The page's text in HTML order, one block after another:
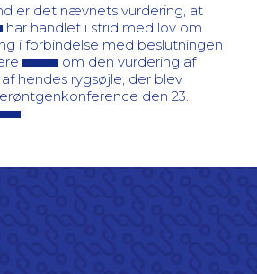
er det nævnets vurdering, at
har handlet i strid med lov om
i forbindelse med beslutningen
om den vurdering af
hendes rygsøjle, der blev
den 23.